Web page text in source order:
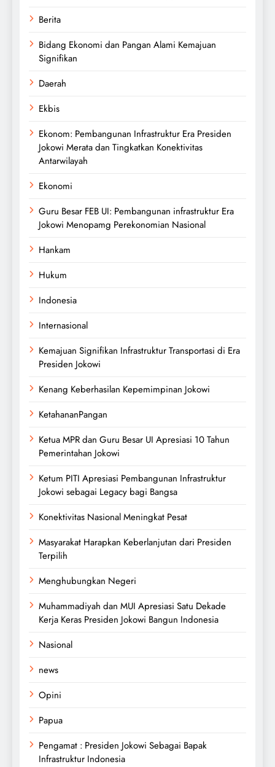
Berita
Bidang Ekonomi dan Pangan Alami Kemajuan
Signifikan
Daerah
Ekbis
Ekonom: Pembangunan Infrastruktur Era Presiden
Jokowi Merata dan Tingkatkan Konektivitas
Antarwilayah
Ekonomi
Guru Besar FEB UI: Pembangunan infrastruktur Era
Jokowi Menopamg Perekonomian Nasional
Hankam
Hukum
Indonesia
Internasional
Kemajuan Signifikan Infrastruktur Transportasi di Era
Presiden Jokowi
Kenang Keberhasilan Kepemimpinan Jokowi
KetahananPangan
Ketua MPR dan Guru Besar UI Apresiasi 10 Tahun
Pemerintahan Jokowi
Ketum PITI Apresiasi Pembangunan Infrastruktur
Jokowi sebagai Legacy bagi Bangsa
Konektivitas Nasional Meningkat Pesat
Masyarakat Harapkan Keberlanjutan dari Presiden
Terpilih
Menghubungkan Negeri
Muhammadiyah dan MUI Apresiasi Satu Dekade
Kerja Keras Presiden Jokowi Bangun Indonesia
Nasional
news
Opini
Papua
Pengamat : Presiden Jokowi Sebagai Bapak
Infrastruktur Indonesia